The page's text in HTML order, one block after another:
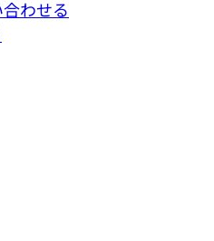
わせる